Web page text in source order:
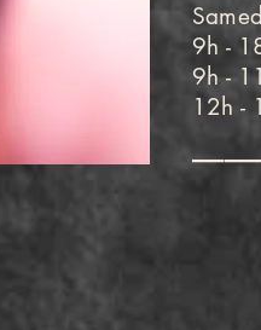
9h -
9h -
1 2h -